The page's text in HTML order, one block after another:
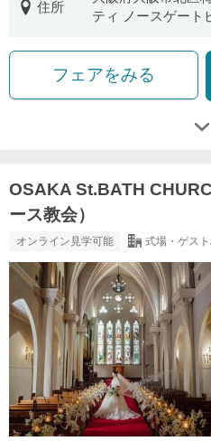
住所
ティ ノースゲート
フェアをみる
OSAKA St.BATH
ース教会）
オンライン見学可能 式場・ゲス